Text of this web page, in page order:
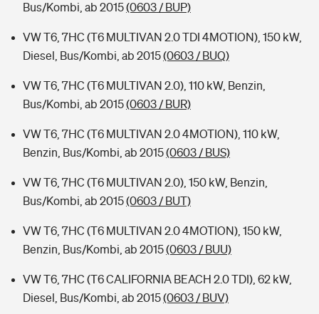
Bus/Kombi, ab 2015(0603 / BUP)
VW T6, 7HC (T6 MULTIVAN 2.0 TDI 4MOTION), 150 kW,
Diesel, Bus/Kombi, ab 2015(0603 / BUQ)
VW T6, 7HC (T6 MULTIVAN 2.0), 110 kW, Benzin,
Bus/Kombi, ab 2015(0603 / BUR)
VW T6, 7HC (T6 MULTIVAN 2.0 4MOTION), 110 kW,
Benzin, Bus/Kombi, ab 2015(0603 / BUS)
VW T6, 7HC (T6 MULTIVAN 2.0), 150 kW, Benzin,
Bus/Kombi, ab 2015(0603 / BUT)
VW T6, 7HC (T6 MULTIVAN 2.0 4MOTION), 150 kW,
Benzin, Bus/Kombi, ab 2015(0603 / BUU)
VW T6, 7HC (T6 CALIFORNIA BEACH 2.0 TDI), 62 kW,
Diesel, Bus/Kombi, ab 2015(0603 / BUV)